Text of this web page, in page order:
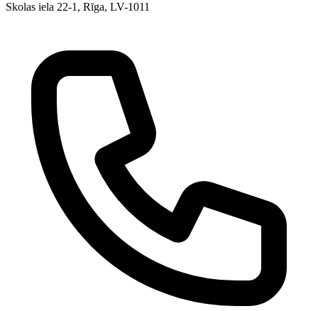
Skolas iela 22-1, Rīga, LV-1011